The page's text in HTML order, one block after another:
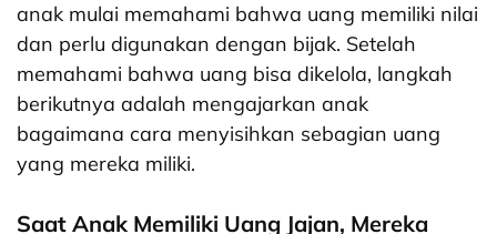
anak mulai memahami bahwa uang memiliki nilai
dan perlu digunakan dengan bijak. Setelah
memahami bahwa uang bisa dikelola, langkah
berikutnya adalah mengajarkan anak
bagaimana cara menyisihkan sebagian uang
yang mereka miliki.
Saat Anak Memiliki Uang Jajan, Mereka